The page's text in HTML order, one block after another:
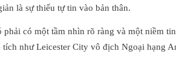
là sự thiếu tự tin vào bản thân.
có một tầm nhìn rõ ràng và một niềm
như Leicester City vô địch Ngoại hạng